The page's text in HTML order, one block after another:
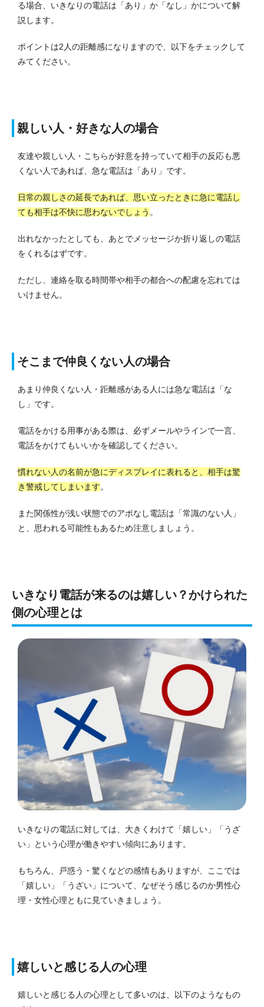
る場合、いきなりの電話は「あり」か「なし」かについて解
説します。
ポイントは2人の距離感になりますので、以下をチェックして
みてください。
親しい人・好きな人の場合
友達や親しい人・こちらが好意を持っていて相手の反応も悪
くない人であれば、急な電話は「あり」です。
日常の親しさの延長であれば、思い立ったときに急に電話し
ても相手は不快に思わないでしょう 。
出れなかったとしても、あとでメッセージか折り返しの電話
をくれるはずです。
ただし、連絡を取る時間帯や相手の都合への配慮を忘れては
いけません。
そこまで仲良くない人の場合
あまり仲良くない人・距離感がある人には急な電話は「な
し」です。
電話をかける用事がある際は、必ずメールやラインで一言、
電話をかけてもいいかを確認してください。
慣れない人の名前が急にディスプレイに表れると、相手は驚
き警戒してしまいます。
また関係性が浅い状態でのアポなし電話は「常識のない人」
と、思われる可能性もあるため注意しましょう。
いきなり電話が来るのは嬉しい？かけられた
側の心理とは
いきなりの電話に対しては、大きくわけて「嬉しい」「うざ
い」という心理が働きやすい傾向にあります。
もちろん、戸惑う・驚くなどの感情もありますが、ここでは
「嬉しい」「うざい」について、なぜそう感じるのか男性心
理・女性心理ともに見ていきましょう。
嬉しいと感じる人の心理
嬉しいと感じる人の心理として多いのは、以下のようなもの